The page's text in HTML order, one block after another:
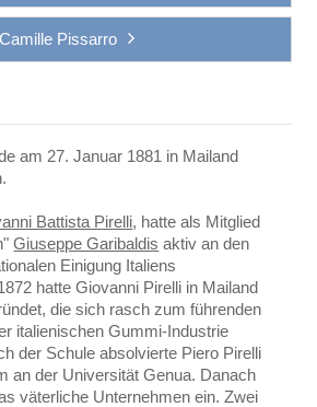
Camille Pissarro
am 27. Januar 1881 in Mailand
Battista Pirelli, hatte als Mitglied
Giuseppe Garibaldis aktiv an den
Einigung Italiens
hatte Giovanni Pirelli in Mailand
die sich rasch zum führenden
italienischen Gummi-Industrie
der Schule absolvierte Piero Pirelli
an der Universität Genua. Danach
väterliche Unternehmen ein. Zwei